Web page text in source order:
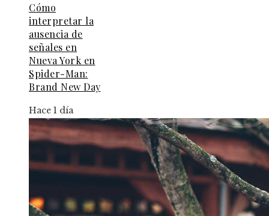
Cómo
interpretar la
ausencia de
señales en
Nueva York en
Spider-Man:
Brand New Day
Hace 1 día